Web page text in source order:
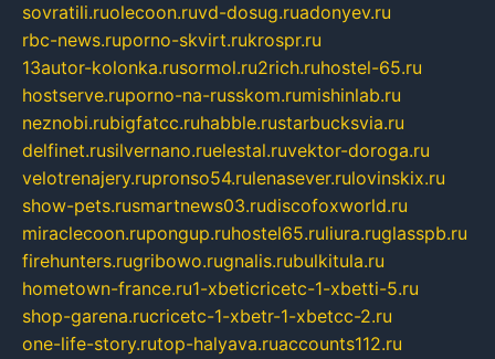
sovratili.ruolecoon.ruvd-dosug.ruadonyev.ru
rbc-news.ruporno-skvirt.rukrospr.ru
13autor-kolonka.rusormol.ru2rich.ruhostel-65.ru
hostserve.ruporno-na-russkom.rumishinlab.ru
neznobi.rubigfatcc.ruhabble.rustarbucksvia.ru
delfinet.rusilvernano.ruelestal.ruvektor-doroga.ru
velotrenajery.rupronso54.rulenasever.rulovinskix.ru
show-pets.rusmartnews03.rudiscofoxworld.ru
miraclecoon.rupongup.ruhostel65.ruliura.ruglasspb.ru
firehunters.rugribowo.rugnalis.rubulkitula.ru
hometown-france.ru1-xbeticricetc-1-xbetti-5.ru
shop-garena.rucricetc-1-xbetr-1-xbetcc-2.ru
one-life-story.rutop-halyava.ruaccounts112.ru